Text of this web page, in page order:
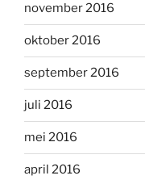
november 2016
oktober 2016
september 2016
juli 2016
mei 2016
april 2016